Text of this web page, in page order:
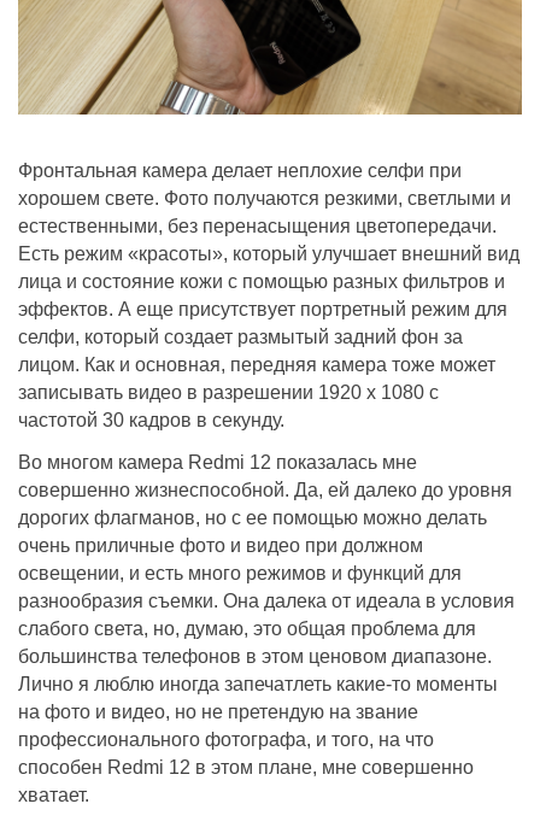
Фронтальная камера делает неплохие селфи при
хорошем свете. Фото получаются резкими, светлыми и
естественными, без перенасыщения цветопередачи.
Есть режим «красоты», который улучшает внешний вид
лица и состояние кожи с помощью разных фильтров и
эффектов. А еще присутствует портретный режим для
селфи, который создает размытый задний фон за
лицом. Как и основная, передняя камера тоже может
записывать видео в разрешении 1920 х 1080 с
частотой 30 кадров в секунду.
Во многом камера Redmi 12 показалась мне
совершенно жизнеспособной. Да, ей далеко до уровня
дорогих флагманов, но с ее помощью можно делать
очень приличные фото и видео при должном
освещении, и есть много режимов и функций для
разнообразия съемки. Она далека от идеала в условия
слабого света, но, думаю, это общая проблема для
большинства телефонов в этом ценовом диапазоне.
Лично я люблю иногда запечатлеть какие-то моменты
на фото и видео, но не претендую на звание
профессионального фотографа, и того, на что
способен Redmi 12 в этом плане, мне совершенно
хватает.